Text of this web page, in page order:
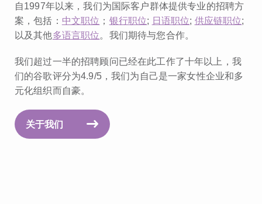
自1997年以来，我们为国际客户群体提供专业的招聘方
案，包括： 中文职位 ； 银行职位; 日语职位; 供应链职位;
以及其他多语言职位。我们期待与您合作。
我们超过一半的招聘顾问已经在此工作了十年以上，我
们的谷歌评分为4.9/5，我们为自己是一家女性企业和多
元化组织而自豪。
关于我们